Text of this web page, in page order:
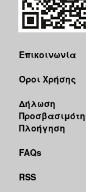
Επικοινωνία
Όροι Χρήσης
Δήλωση
Πλοήγηση
FAQs
RSS